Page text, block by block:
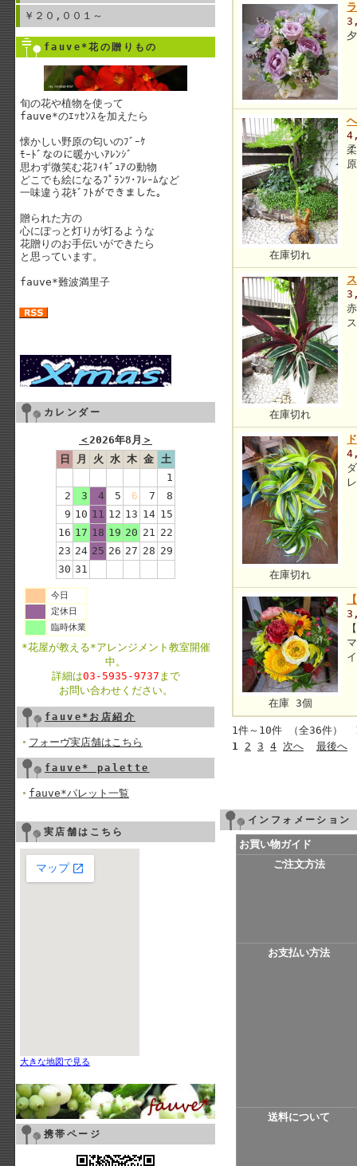
￥２０,００１～
fauve*花の贈りもの
旬の花や植物を使って
fauve*のｴｯｾﾝｽを加えたら
懐かしい野原の匂いのﾌﾞｰｹ
ﾓｰﾄﾞなのに暖かいｱﾚﾝｼﾞ
思わず微笑む花ﾌｨｷﾞｭｱの動物
どこでも絵になるﾌﾟﾗﾝﾂ･ﾌﾚｰﾑなど
一味違う花ｷﾞﾌﾄができました。
贈られた方の
心にぽっと灯りが灯るような
花贈りのお手伝いができたら
と思っています。
fauve*難波満里子
カレンダー
＜2026年8月 ＞
日
月 火 水 木 金 土
1
2
3 4 5 6 7
8
9 10 11 12 13 14 15
16 17 18 19 20 21 22
23 24 25 26 27 28 29
30 31
今日
定休日
臨時休業
*花屋が教える*アレンジメント教室開催
中。
詳細は03-5935-9737 まで
お問い合わせください。
fauve*お店紹介
フォーヴ実店舗はこちら
fauve* palette
fauve*パレット一覧
実店舗はこちら
大きな地図で見る
携帯ページ
在庫切れ
在庫切れ
在庫切れ
在庫 3個
1件～10件 （全36件）
1 2 3 4 次へ 最後へ
インフォメーション
お買い物ガイド
ご注文方法
お支払い方法
送料について